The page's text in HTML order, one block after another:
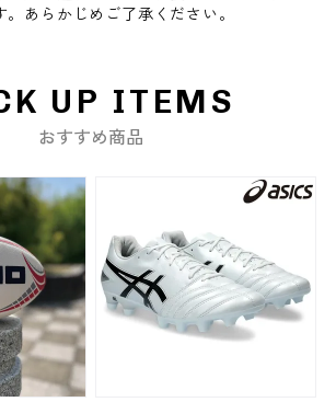
あらかじめご了承ください。
UP ITEMS
おすすめ商品